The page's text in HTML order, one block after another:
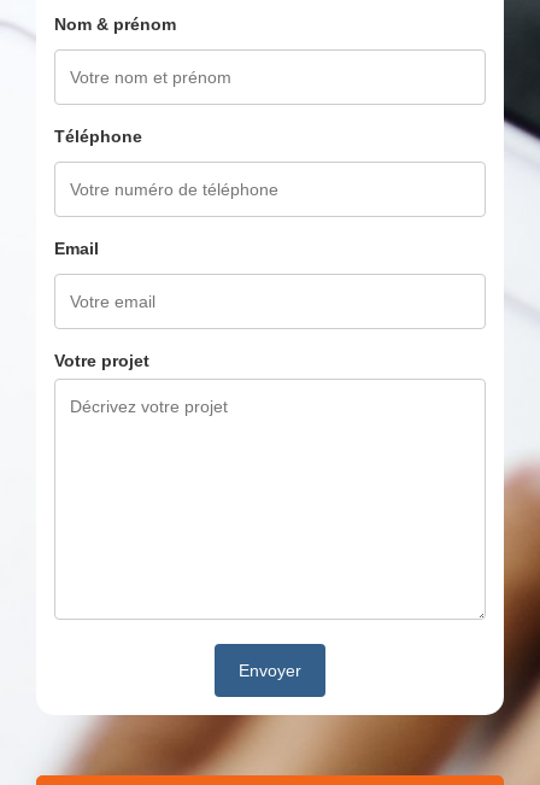
Nom & prénom
Téléphone
Email
Votre projet